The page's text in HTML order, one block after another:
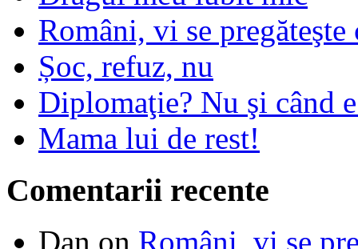
Români, vi se pregăteşte
Șoc, refuz, nu
Diplomaţie? Nu şi când
Mama lui de rest!
Comentarii recente
Dan on Români, vi se